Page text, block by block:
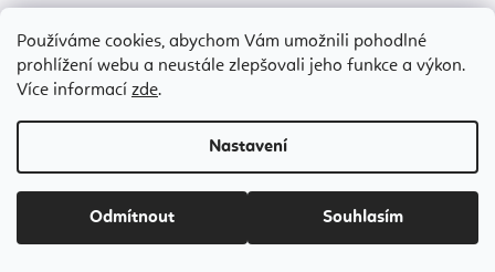
Používáme cookies, abychom Vám umožnili pohodlné
prohlížení webu a neustále zlepšovali jeho funkce a výkon.
Více informací zde.
Nastavení
Odmítnout Souhlasím